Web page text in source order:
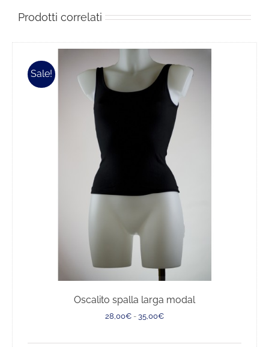
Prodotti correlati
Sale!
Oscalito spalla larga modal
28,00€ - 35,00€Fascia